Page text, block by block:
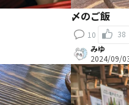
〆のご飯
10
38
みゆ
2024/09/